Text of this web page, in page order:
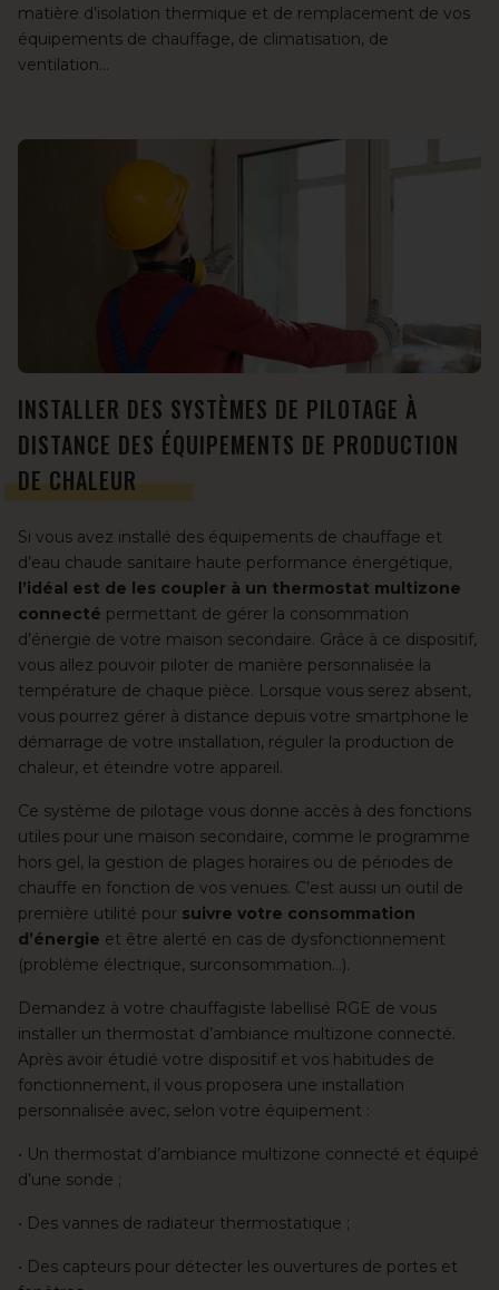
matière d’isolation thermique et de remplacement de vos
équipements de chauffage, de climatisation, de
ventilation…
INSTALLER DES SYSTÈMES DE PILOTAGE À
DISTANCE DES ÉQUIPEMENTS DE PRODUCTION
DE CHALEUR
Si vous avez installé des équipements de chauffage et
d’eau chaude sanitaire haute performance énergétique,
l’idéal est de les coupler à un thermostat multizone
connecté permettant de gérer la consommation
d’énergie de votre maison secondaire. Grâce à ce dispositif,
vous allez pouvoir piloter de manière personnalisée la
température de chaque pièce. Lorsque vous serez absent,
vous pourrez gérer à distance depuis votre smartphone le
démarrage de votre installation, réguler la production de
chaleur, et éteindre votre appareil.
Ce système de pilotage vous donne accès à des fonctions
utiles pour une maison secondaire, comme le programme
hors gel, la gestion de plages horaires ou de périodes de
chauffe en fonction de vos venues. C’est aussi un outil de
première utilité pour suivre votre consommation
d’énergie et être alerté en cas de dysfonctionnement
(problème électrique, surconsommation…).
Demandez à votre chauffagiste labellisé RGE de vous
installer un thermostat d’ambiance multizone connecté.
Après avoir étudié votre dispositif et vos habitudes de
fonctionnement, il vous proposera une installation
personnalisée avec, selon votre équipement :
• Un thermostat d’ambiance multizone connecté et équipé
d’une sonde ;
• Des vannes de radiateur thermostatique ;
• Des capteurs pour détecter les ouvertures de portes et